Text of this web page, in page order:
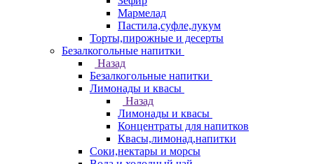
Мармелад
Пастила,суфле,лукум
Торты,пирожные и десерты
Безалкогольные напитки
Назад
Безалкогольные напитки
Лимонады и квасы
Назад
Лимонады и квасы
Концентраты для напитков
Квасы,лимонад,напитки
Соки,нектары и морсы